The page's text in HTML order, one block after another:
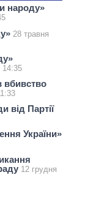
народу»
28 травня
14:35
вбивство
від Партії
України»
12 грудня